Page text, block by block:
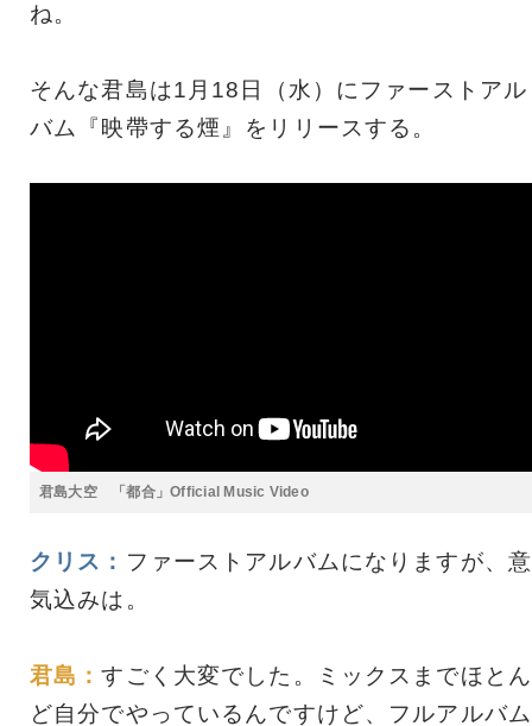
ね。
そんな君島は1月18日（水）にファーストアル
バム『映帶する煙』をリリースする。
君島大空 「都合」Official Music Video
クリス： ファーストアルバムになりますが、意
気込みは。
君島：すごく大変でした。ミックスまでほとん
ど自分でやっているんですけど、フルアルバム